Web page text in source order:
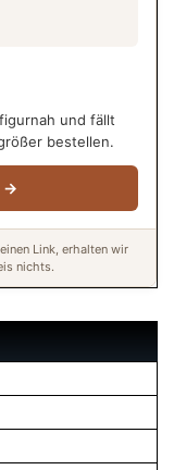
und fällt
bestellen.
→
Link, erhalten wir
nichts.